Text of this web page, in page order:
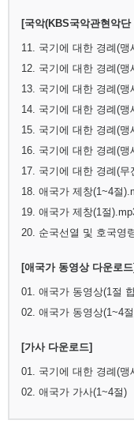
[국악(KBS국악관현악단
11. 국기에 대한 경례(맹
12. 국기에 대한 경례(
13. 국기에 대한 경례(
14. 국기에 대한 경례(
15. 국기에 대한 경례(
16. 국기에 대한 경례(
17. 국기에 대한 경례(무
18. 애국가 제창(1~4절
19. 애국가 제창(1절
20. 순국선열 및 호국영
[애국가 동영상 다운로드]
01. 애국가 동영상(1절
02. 애국가 동영상(1~4
[가사 다운로드]
01. 국기에 대한 경례(맹
02. 애국가 가사(1~4절)